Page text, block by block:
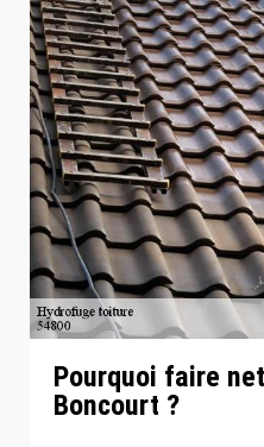
Pourquoi faire
Boncourt ?